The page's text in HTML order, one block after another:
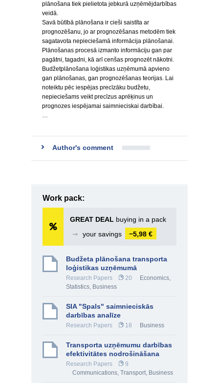
plānošana tiek pielietota jebkurā uzņēmējdarbības
veidā.
Savā būtībā plānošana ir cieši saistīta ar
prognozēšanu, jo ar prognozēšanas metodēm tiek
sagatavota nepieciešamā informācija plānošanai.
Plānošanas procesā izmanto informāciju gan par
pagātni, tagadni, kā arī cenšas prognozēt nākotni.
Budžetplānošana loģistikas uzņēmumā apvieno
gan plānošanas, gan prognozēšanas teorijas. Lai
noteiktu pēc iespējas precīzāku budžetu,
nepieciešams veikt precīzus aprēķinus un
prognozes iespējamai saimnieciskai darbībai.
…
Author's comment
Work pack:
GREAT DEAL buying in a pack
➞
your savings −5,98 €
Budžeta plānošana transporta
loģistikas uzņēmumā
Research Papers 20 Economics,
Statistics, Business
SIA "Spals" saimnieciskās
darbības analīze
Research Papers 18 Business
Transporta uzņēmumu darbības
efektivitātes nodrošināšana
Research Papers
9
Communications, Transport, Business